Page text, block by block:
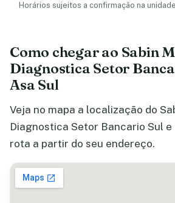
Horários sujeitos a confirmação na
Como chegar ao Sabin
Diagnostica Setor
Asa Sul
Veja no mapa a localização do
Diagnostica Setor Bancario Sul
rota a partir do seu endereço.